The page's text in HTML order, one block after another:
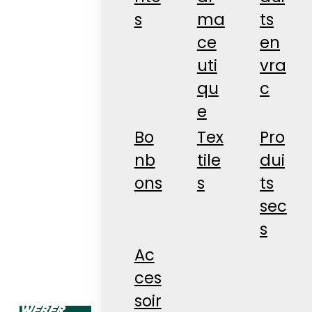
s
ma
ce
uti
qu
e
ts
en
vra
c
Bo
nb
ons
Tex
tile
s
Pro
dui
ts
sec
s
Ac
ces
soir